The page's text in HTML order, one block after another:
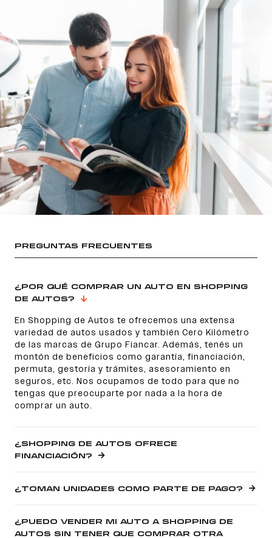
PREGUNTAS FRECUENTES
¿POR QUÉ COMPRAR UN AUTO EN SHOPPING
DE AUTOS?
En Shopping de Autos te ofrecemos una extensa
variedad de autos usados y también Cero Kilómetro
de las marcas de Grupo Fiancar. Además, tenés un
montón de beneficios como garantía, financiación,
permuta, gestoría y trámites, asesoramiento en
seguros, etc. Nos ocupamos de todo para que no
tengas que preocuparte por nada a la hora de
comprar un auto.
¿SHOPPING DE AUTOS OFRECE
FINANCIACIÓN?
¿TOMAN UNIDADES COMO PARTE DE PAGO?
¿PUEDO VENDER MI AUTO A SHOPPING DE
AUTOS SIN TENER QUE COMPRAR OTRA